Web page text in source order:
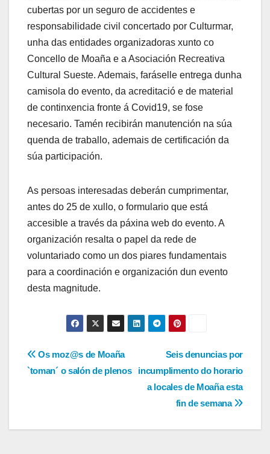
cubertas por un seguro de accidentes e
responsabilidade civil concertado por Culturmar,
unha das entidades organizadoras xunto co
Concello de Moaña e a Asociación Recreativa
Cultural Sueste. Ademais, faráselle entrega dunha
camisola do evento, da acreditació e de material
de continxencia fronte á Covid19, se fose
necesario. Tamén recibirán manutención na súa
quenda de traballo, ademais de certificación da
súa participación.
As persoas interesadas deberán cumprimentar,
antes do 25 de xullo, o formulario que está
accesible a través da páxina web do evento. A
organización resalta o papel da rede de
voluntariado como un dos piares fundamentais
para a coordinación e organización dun evento
desta magnitude.
Navegación
Seis denuncias por
incumplimento do horario
a locales de Moaña esta
fin de semana
Os moz@s de Moaña
`toman´ o salón de plenos